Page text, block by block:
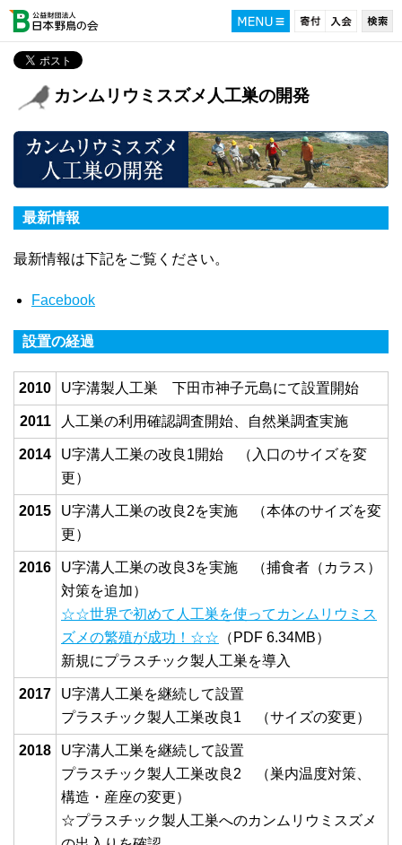
カンムリウミスズメ人工巣の開発
最新情報
最新情報は下記をご覧ください。
Facebook
設置の経過
2010 U字溝製人工巣 下田市神子元島にて設置開始
2011 人工巣の利用確認調査開始、自然巣調査実施
2014
U字溝人工巣の改良1開始 （入口のサイズを変
更）
2015
U字溝人工巣の改良2を実施 （本体のサイズを変
更）
2016
U字溝人工巣の改良3を実施 （捕食者（カラス）
対策を追加）
☆☆世界で初めて人工巣を使ってカンムリウミス
ズメの繁殖が成功！☆☆ （PDF 6.34MB）
新規にプラスチック製人工巣を導入
2017
U字溝人工巣を継続して設置
プラスチック製人工巣改良1 （サイズの変更）
2018
U字溝人工巣を継続して設置
プラスチック製人工巣改良2 （巣内温度対策、
構造・産座の変更）
☆プラスチック製人工巣へのカンムリウミスズメ